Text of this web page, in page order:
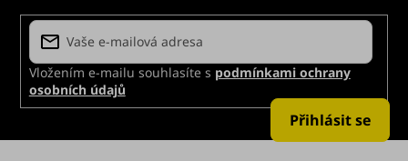
Vložením e-mailu souhlasíte s podmínkami ochrany
osobních údajů
Přihlásit se